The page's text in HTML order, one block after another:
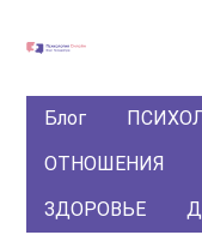
Блог
ОТНОШЕНИЯ
ЗДОРОВЬЕ